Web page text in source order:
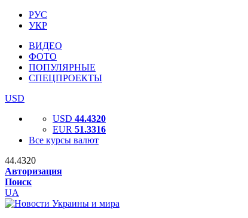
РУС
УКР
ВИДЕО
ФОТО
ПОПУЛЯРНЫЕ
СПЕЦПРОЕКТЫ
USD
USD 44.4320
EUR 51.3316
Все курсы валют
44.4320
Авторизация
Поиск
UA